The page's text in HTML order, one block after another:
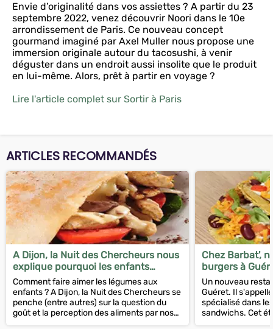
Envie d’originalité dans vos assiettes ? A partir du 23
septembre 2022, venez découvrir Noori dans le 10e
arrondissement de Paris. Ce nouveau concept
gourmand imaginé par Axel Muller nous propose une
immersion originale autour du tacosushi, à venir
déguster dans un endroit aussi insolite que le produit
en lui-même. Alors, prêt à partir en voyage ?
Lire l'article complet sur Sortir à Paris
ARTICLES RECOMMANDÉS
A Dijon, la Nuit des Chercheurs nous
explique pourquoi les enfants
préfèrent les frites aux épinards
Comment faire aimer les légumes aux
enfants ? A Dijon, la Nuit des Chercheurs se
penche (entre autres) sur la question du
goût et la perception des aliments par nos
bambins.
Chez Barbat',
burgers à
Un nouveau
Guéret. Il
spécialisé dans
sandwichs. Cet
le bonheur des